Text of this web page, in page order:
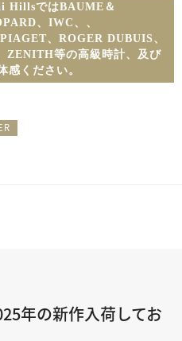
HillsではBAUME＆
、IWC、 、
、ROGER DUBUIS、
ZENITH等の高級時計、及び
感ください。
年の新作入荷してお